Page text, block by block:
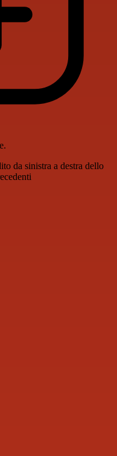
da sinistra a destra dello